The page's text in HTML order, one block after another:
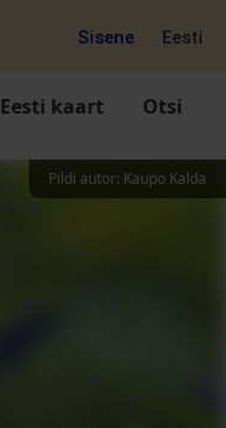
Sisene Eesti
Eesti kaart Otsi
Pildi autor: Kaupo Kalda